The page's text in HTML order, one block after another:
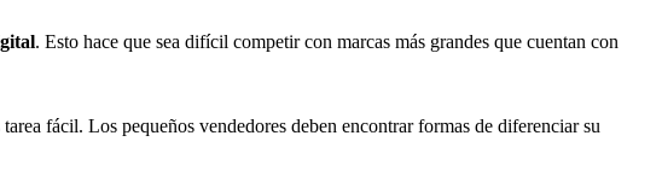
. Esto hace que sea difícil competir con marcas más grandes que cuentan con
fácil. Los pequeños vendedores deben encontrar formas de diferenciar su